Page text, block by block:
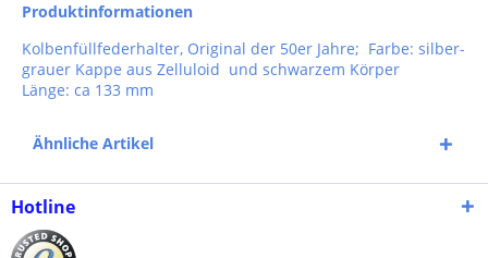
Produktinformationen
Kolbenfüllfederhalter, Original der 50er Jahre; Farbe: silber-
grauer Kappe aus Zelluloid und schwarzem Körper
Länge: ca 133 mm
Ähnliche Artikel
Hotline